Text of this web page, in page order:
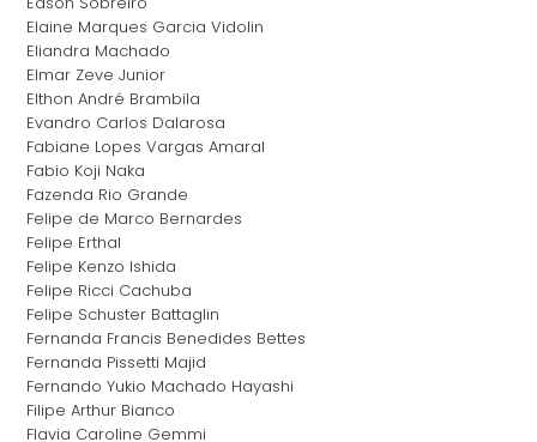
Elaine Marques Garcia Vidolin
Eliandra Machado
Elmar Zeve Junior
Elthon André Brambila
Evandro Carlos Dalarosa
Fabiane Lopes Vargas Amaral
Fabio Koji Naka
Fazenda Rio Grande
Felipe de Marco Bernardes
Felipe Erthal
Felipe Kenzo Ishida
Felipe Ricci Cachuba
Felipe Schuster Battaglin
Fernanda Francis Benedides Bettes
Fernanda Pissetti Majid
Fernando Yukio Machado Hayashi
Filipe Arthur Bianco
Flavia Caroline Gemmi